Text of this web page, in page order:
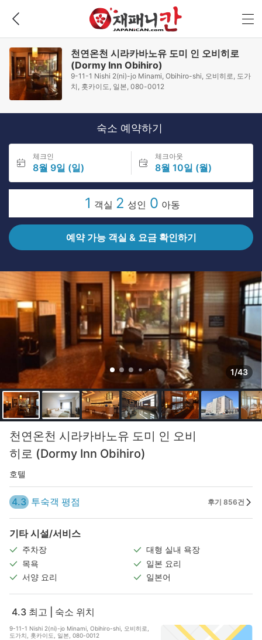
천연온천 시라카바노유 도미 인 오비히로
(Dormy Inn Obihiro)
9-11-1 Nishi 2(ni)-jo Minami, Obihiro-shi, 오비히로, 도가
치, 홋카이도, 일본, 080-0012
숙소 예약하기
체크인
8월 9일 (일)
체크아웃
8월 10일 (월)
1 객실 2 성인 0 아동
예약 가능 객실 & 요금 확인하기
1/43
천연온천 시라카바노유 도미 인 오비
히로 (Dormy Inn Obihiro)
호텔
4.3 투숙객 평점 후기 856건
기타 시설/서비스
주차장
대형 실내 욕장
목욕
일본 요리
서양 요리
일본어
4.3 최고 | 숙소 위치
9-11-1 Nishi 2(ni)-jo Minami, Obihiro-shi, 오비히로,
도가치, 홋카이도, 일본, 080-0012